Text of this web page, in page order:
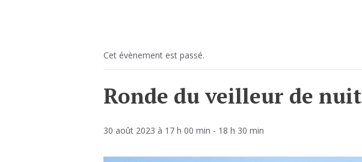
Cet évènement est passé.
Ronde du veilleur de nuit
30 août 2023 à 17 h 00 min - 18 h 30 min